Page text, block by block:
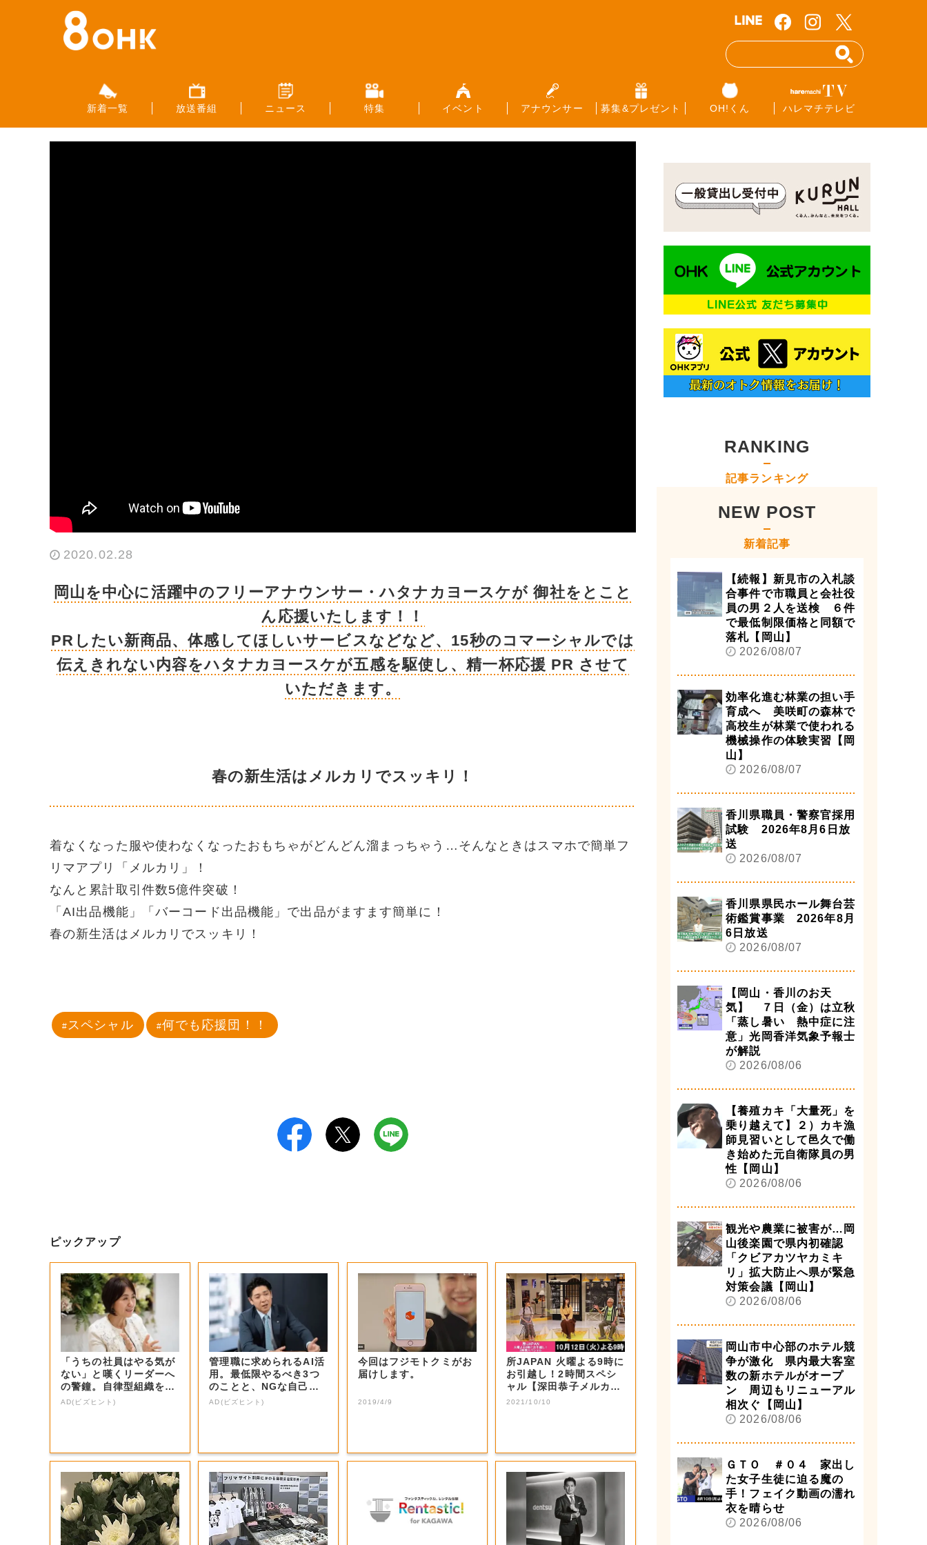
新着一覧 放送番組 ニュース 特集 イベント アナウンサー 募集&プレゼント OH!くん ハレマチテレビ
2020.02.28
岡山を中心に活躍中のフリーアナウンサー・ハタナカヨースケが 御社をとこと
ん応援いたします！！
PRしたい新商品、体感してほしいサービスなどなど、15秒のコマーシャルでは
伝えきれない内容をハタナカヨースケが五感を駆使し、精一杯応援 PR させて
いただきます。
春の新生活はメルカリでスッキリ！
着なくなった服や使わなくなったおもちゃがどんどん溜まっちゃう…そんなときはスマホで簡単フ
リマアプリ「メルカリ」！
なんと累計取引件数5億件突破！
「AI出品機能」「バーコード出品機能」で出品がますます簡単に！
春の新生活はメルカリでスッキリ！
スペシャル 何でも応援団！！
ピックアップ
「うちの社員はやる気が
ない」と嘆くリーダーへ
の警鐘。自律型組織をつ
くる前に外せな...
AD(ビズヒント)
管理職に求められるAI活
用。最低限やるべき3つ
のことと、NGな自己認
識
AD(ビズヒント)
今回はフジモトクミがお
届けします。
2019/4/9
所JAPAN 火曜よる9時に
お引越し！2時間スペシ
ャル【深田恭子メルカリ
出品】 ...
2021/10/10
RANKING
記事ランキング
NEW POST
新着記事
【続報】新見市の入札談
合事件で市職員と会社役
員の男２人を送検 ６件
で最低制限価格と同額で
落札【岡山】
2026/08/07
効率化進む林業の担い手
育成へ 美咲町の森林で
高校生が林業で使われる
機械操作の体験実習【岡
山】
2026/08/07
香川県職員・警察官採用
試験 2026年8月6日放
送
2026/08/07
香川県県民ホール舞台芸
術鑑賞事業 2026年8月
6日放送
2026/08/07
【岡山・香川のお天
気】 ７日（金）は立秋
「蒸し暑い 熱中症に注
意」光岡香洋気象予報士
が解説
2026/08/06
【養殖カキ「大量死」を
乗り越えて】２）カキ漁
師見習いとして邑久で働
き始めた元自衛隊員の男
性【岡山】
2026/08/06
観光や農業に被害が…岡
山後楽園で県内初確認
「クビアカツヤカミキ
リ」拡大防止へ県が緊急
対策会議【岡山】
2026/08/06
岡山市中心部のホテル競
争が激化 県内最大客室
数の新ホテルがオープ
ン 周辺もリニューアル
相次ぐ【岡山】
2026/08/06
ＧＴＯ ＃０４ 家出し
た女子生徒に迫る魔の
手！フェイク動画の濡れ
衣を晴らせ
2026/08/06